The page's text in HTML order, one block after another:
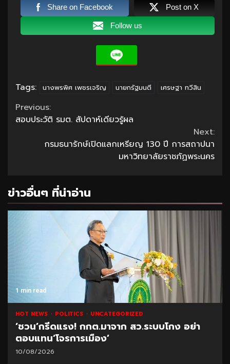
Share on Facebook Post on X
Follow us
Tags: นางพรพิศ เพชรเจริญ นายกรัฐมนตี เศรษฐา ทวีสิน
Continue
Previous:
สอบประวัติ รมต. สัปดาห์เดียวรู้ผล
Next:
กรมธนารักษ์เปิดแลกเหรียญ 130 ปี การสถาปนา
มหาวิทยาลัยราชภัฏพระนคร
ข่าวอื่นๆ ที่น่าอ่าน
1 min read
HOT NEWS POLITICS UNCATEGORIZED
‘ชวน’กรีดแรง! กกต.มาจาก สว.ระบบโกง อย่า
ตอบแทน‘โจรการเมือง’
10/08/2026